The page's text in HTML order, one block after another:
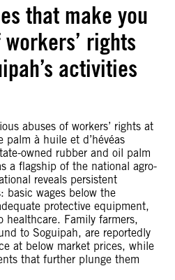
that make you
rights
activities
abuses of workers’ rights at
palm à huile et d’hévéas
owned rubber and oil palm
a flagship of the national agro-
reveals persistent
basic wages below the
protective equipment,
healthcare. Family farmers,
to Soguipah, are reportedly
at below market prices, while
that further plunge them